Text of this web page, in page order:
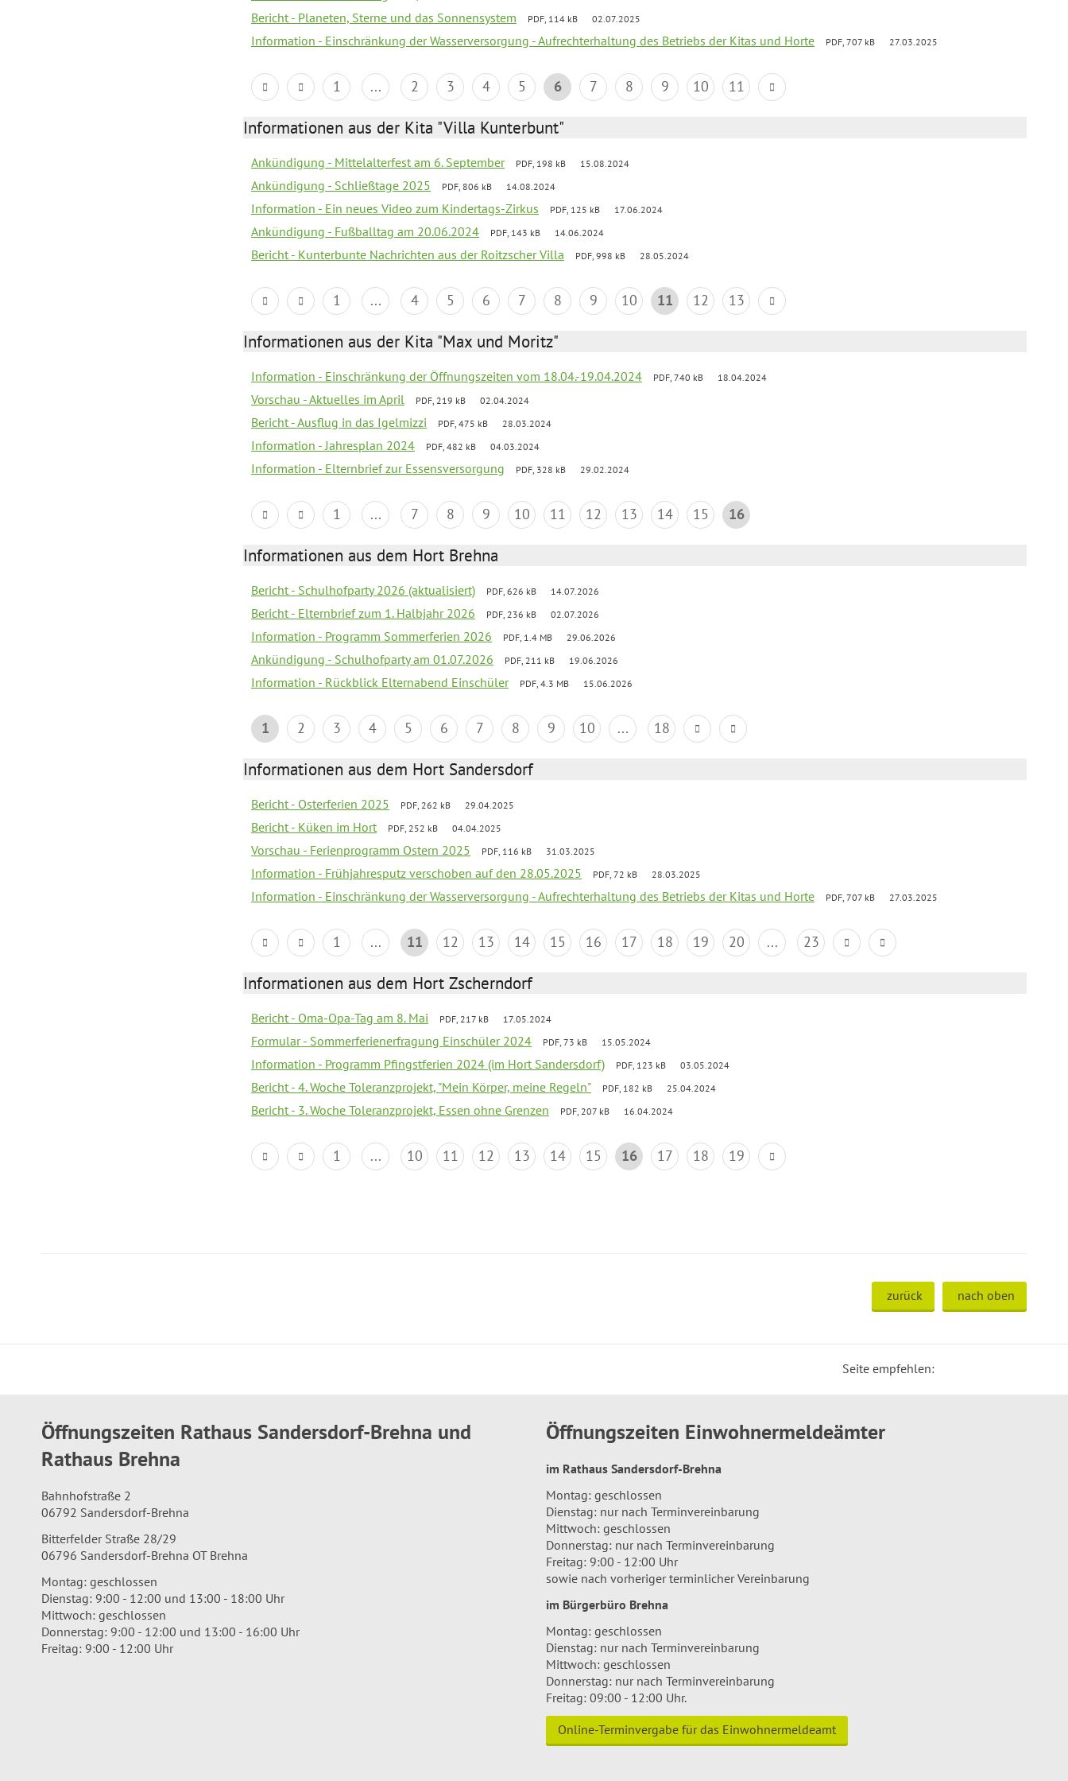
Bericht - Planeten, Sterne und das Sonnensystem PDF, 114 kB 02.07.2025
Information - Einschränkung der Wasserversorgung - Aufrechterhaltung des Betriebs der Kitas und Horte PDF, 707 kB 27.03.2025
1 ... 2 3 4 5 6 7 8 9 10 11
Informationen aus der Kita "Villa Kunterbunt"
Ankündigung - Mittelalterfest am 6. September PDF, 198 kB 15.08.2024
Ankündigung - Schließtage 2025 PDF, 806 kB 14.08.2024
Information - Ein neues Video zum Kindertags-Zirkus PDF, 125 kB 17.06.2024
Ankündigung - Fußballtag am 20.06.2024 PDF, 143 kB 14.06.2024
Bericht - Kunterbunte Nachrichten aus der Roitzscher Villa PDF, 998 kB 28.05.2024
1 ... 4 5 6 7 8 9 10 11 12 13
Informationen aus der Kita "Max und Moritz"
Information - Einschränkung der Öffnungszeiten vom 18.04.-19.04.2024 PDF, 740 kB 18.04.2024
Vorschau - Aktuelles im April PDF, 219 kB 02.04.2024
Bericht - Ausflug in das Igelmizzi PDF, 475 kB 28.03.2024
Information - Jahresplan 2024 PDF, 482 kB 04.03.2024
Information - Elternbrief zur Essensversorgung PDF, 328 kB 29.02.2024
1 ... 7 8 9 10 11 12 13 14 15 16
Informationen aus dem Hort Brehna
Bericht - Schulhofparty 2026 (aktualisiert) PDF, 626 kB 14.07.2026
Bericht - Elternbrief zum 1. Halbjahr 2026 PDF, 236 kB 02.07.2026
Information - Programm Sommerferien 2026 PDF, 1.4 MB 29.06.2026
Ankündigung - Schulhofparty am 01.07.2026 PDF, 211 kB 19.06.2026
Information - Rückblick Elternabend Einschüler PDF, 4.3 MB 15.06.2026
1 2 3 4 5 6 7 8 9 10 ... 18
Informationen aus dem Hort Sandersdorf
Bericht - Osterferien 2025 PDF, 262 kB 29.04.2025
Bericht - Küken im Hort PDF, 252 kB 04.04.2025
Vorschau - Ferienprogramm Ostern 2025 PDF, 116 kB 31.03.2025
Information - Frühjahresputz verschoben auf den 28.05.2025 PDF, 72 kB 28.03.2025
Information - Einschränkung der Wasserversorgung - Aufrechterhaltung des Betriebs der Kitas und Horte PDF, 707 kB 27.03.2025
1 ... 11 12 13 14 15 16 17 18 19 20 ... 23
Informationen aus dem Hort Zscherndorf
Bericht - Oma-Opa-Tag am 8. Mai PDF, 217 kB 17.05.2024
Formular - Sommerferienerfragung Einschüler 2024 PDF, 73 kB 15.05.2024
Information - Programm Pfingstferien 2024 (im Hort Sandersdorf) PDF, 123 kB 03.05.2024
Bericht - 4. Woche Toleranzprojekt, "Mein Körper, meine Regeln" PDF, 182 kB 25.04.2024
Bericht - 3. Woche Toleranzprojekt, Essen ohne Grenzen PDF, 207 kB 16.04.2024
1 ... 10 11 12 13 14 15 16 17 18 19
zurück nach oben
Seite empfehlen:
Öffnungszeiten Rathaus Sandersdorf-Brehna und
Rathaus Brehna
Bahnhofstraße 2
06792 Sandersdorf-Brehna
Bitterfelder Straße 28/29
06796 Sandersdorf-Brehna OT Brehna
Montag: geschlossen
Dienstag: 9:00 - 12:00 und 13:00 - 18:00 Uhr
Mittwoch: geschlossen
Donnerstag: 9:00 - 12:00 und 13:00 - 16:00 Uhr
Freitag: 9:00 - 12:00 Uhr
Öffnungszeiten Einwohnermeldeämter
im Rathaus Sandersdorf-Brehna
Montag: geschlossen
Dienstag: nur nach Terminvereinbarung
Mittwoch: geschlossen
Donnerstag: nur nach Terminvereinbarung
Freitag: 9:00 - 12:00 Uhr
sowie nach vorheriger terminlicher Vereinbarung
im Bürgerbüro Brehna
Montag: geschlossen
Dienstag: nur nach Terminvereinbarung
Mittwoch: geschlossen
Donnerstag: nur nach Terminvereinbarung
Freitag: 09:00 - 12:00 Uhr.
Online-Terminvergabe für das Einwohnermeldeamt